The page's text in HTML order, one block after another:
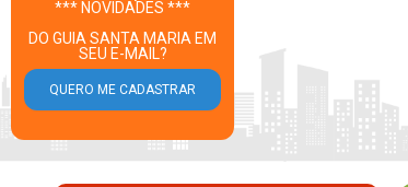
*** NOVIDADES ***
DO GUIA SANTA MARIA EM
SEU E-MAIL?